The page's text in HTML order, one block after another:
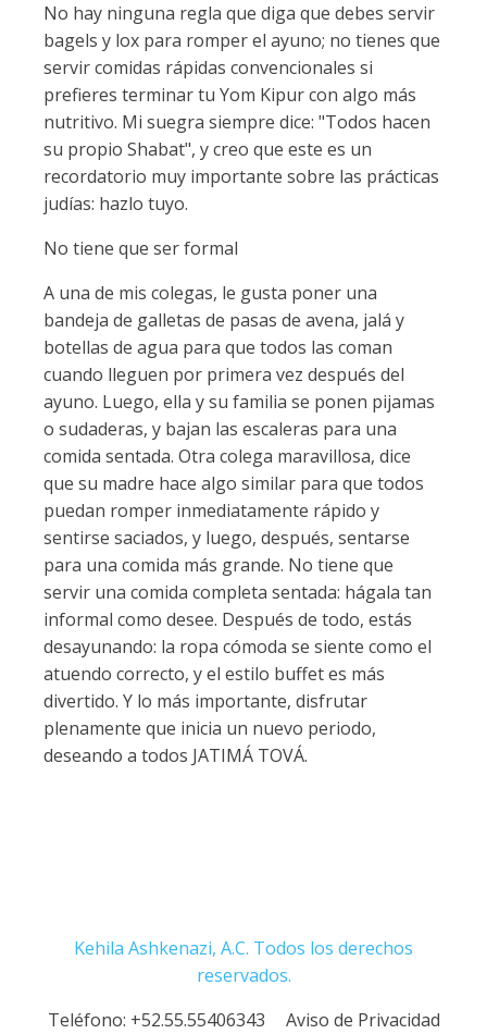
No hay ninguna regla que diga que debes servir
bagels y lox para romper el ayuno; no tienes que
servir comidas rápidas convencionales si
prefieres terminar tu Yom Kipur con algo más
nutritivo. Mi suegra siempre dice: "Todos hacen
su propio Shabat", y creo que este es un
recordatorio muy importante sobre las prácticas
judías: hazlo tuyo.
No tiene que ser formal
A una de mis colegas, le gusta poner una
bandeja de galletas de pasas de avena, jalá y
botellas de agua para que todos las coman
cuando lleguen por primera vez después del
ayuno. Luego, ella y su familia se ponen pijamas
o sudaderas, y bajan las escaleras para una
comida sentada. Otra colega maravillosa, dice
que su madre hace algo similar para que todos
puedan romper inmediatamente rápido y
sentirse saciados, y luego, después, sentarse
para una comida más grande. No tiene que
servir una comida completa sentada: hágala tan
informal como desee. Después de todo, estás
desayunando: la ropa cómoda se siente como el
atuendo correcto, y el estilo buffet es más
divertido. Y lo más importante, disfrutar
plenamente que inicia un nuevo periodo,
deseando a todos JATIMÁ TOVÁ.
Kehila Ashkenazi, A.C. Todos los derechos
reservados.
Teléfono: +52.55.55406343 Aviso de Privacidad